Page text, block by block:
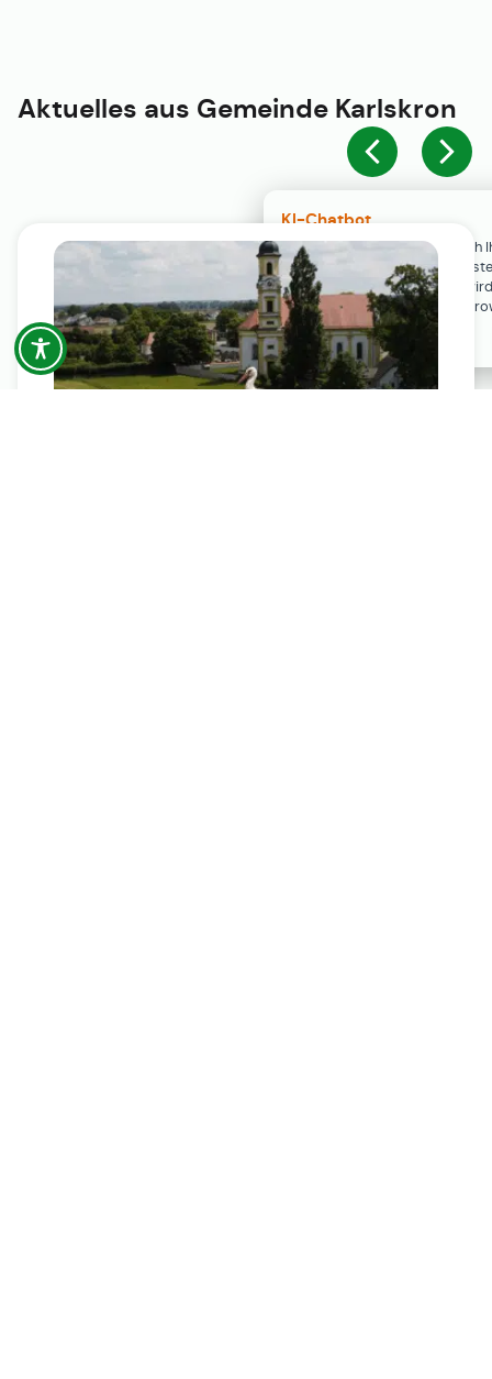
KI-Chatbot
Der KI-Chatbot steht erst nach
Einwilligung in den Cookie-
Verfügung. Der Chat-Verlauf
ausschließlich lokal in Ihrem
gespeichert.
Aktuelles aus Gemeinde Karlskron